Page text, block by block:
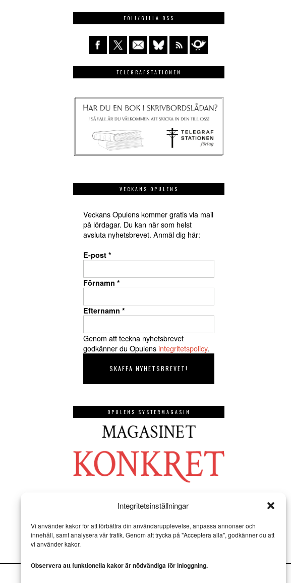
Integritetsinställningar
Vi använder kakor för att förbättra din användarupplevelse, anpassa annonser och
innehåll, samt analysera vår trafik. Genom att trycka på "Acceptera alla", godkänner du att
vi använder kakor.
Observera att funktionella kakor är nödvändiga för inloggning.
FÖLJ/GILLA OSS
TELEGRAFSTATIONEN
VECKANS OPULENS
Veckans Opulens kommer gratis via mail
på lördagar. Du kan när som helst
avsluta nyhetsbrevet. Anmäl dig här:
E-post *
Förnamn *
Efternamn *
Genom att teckna nyhetsbrevet
godkänner du Opulensintegritetspolicy.
OPULENS SYSTERMAGASIN